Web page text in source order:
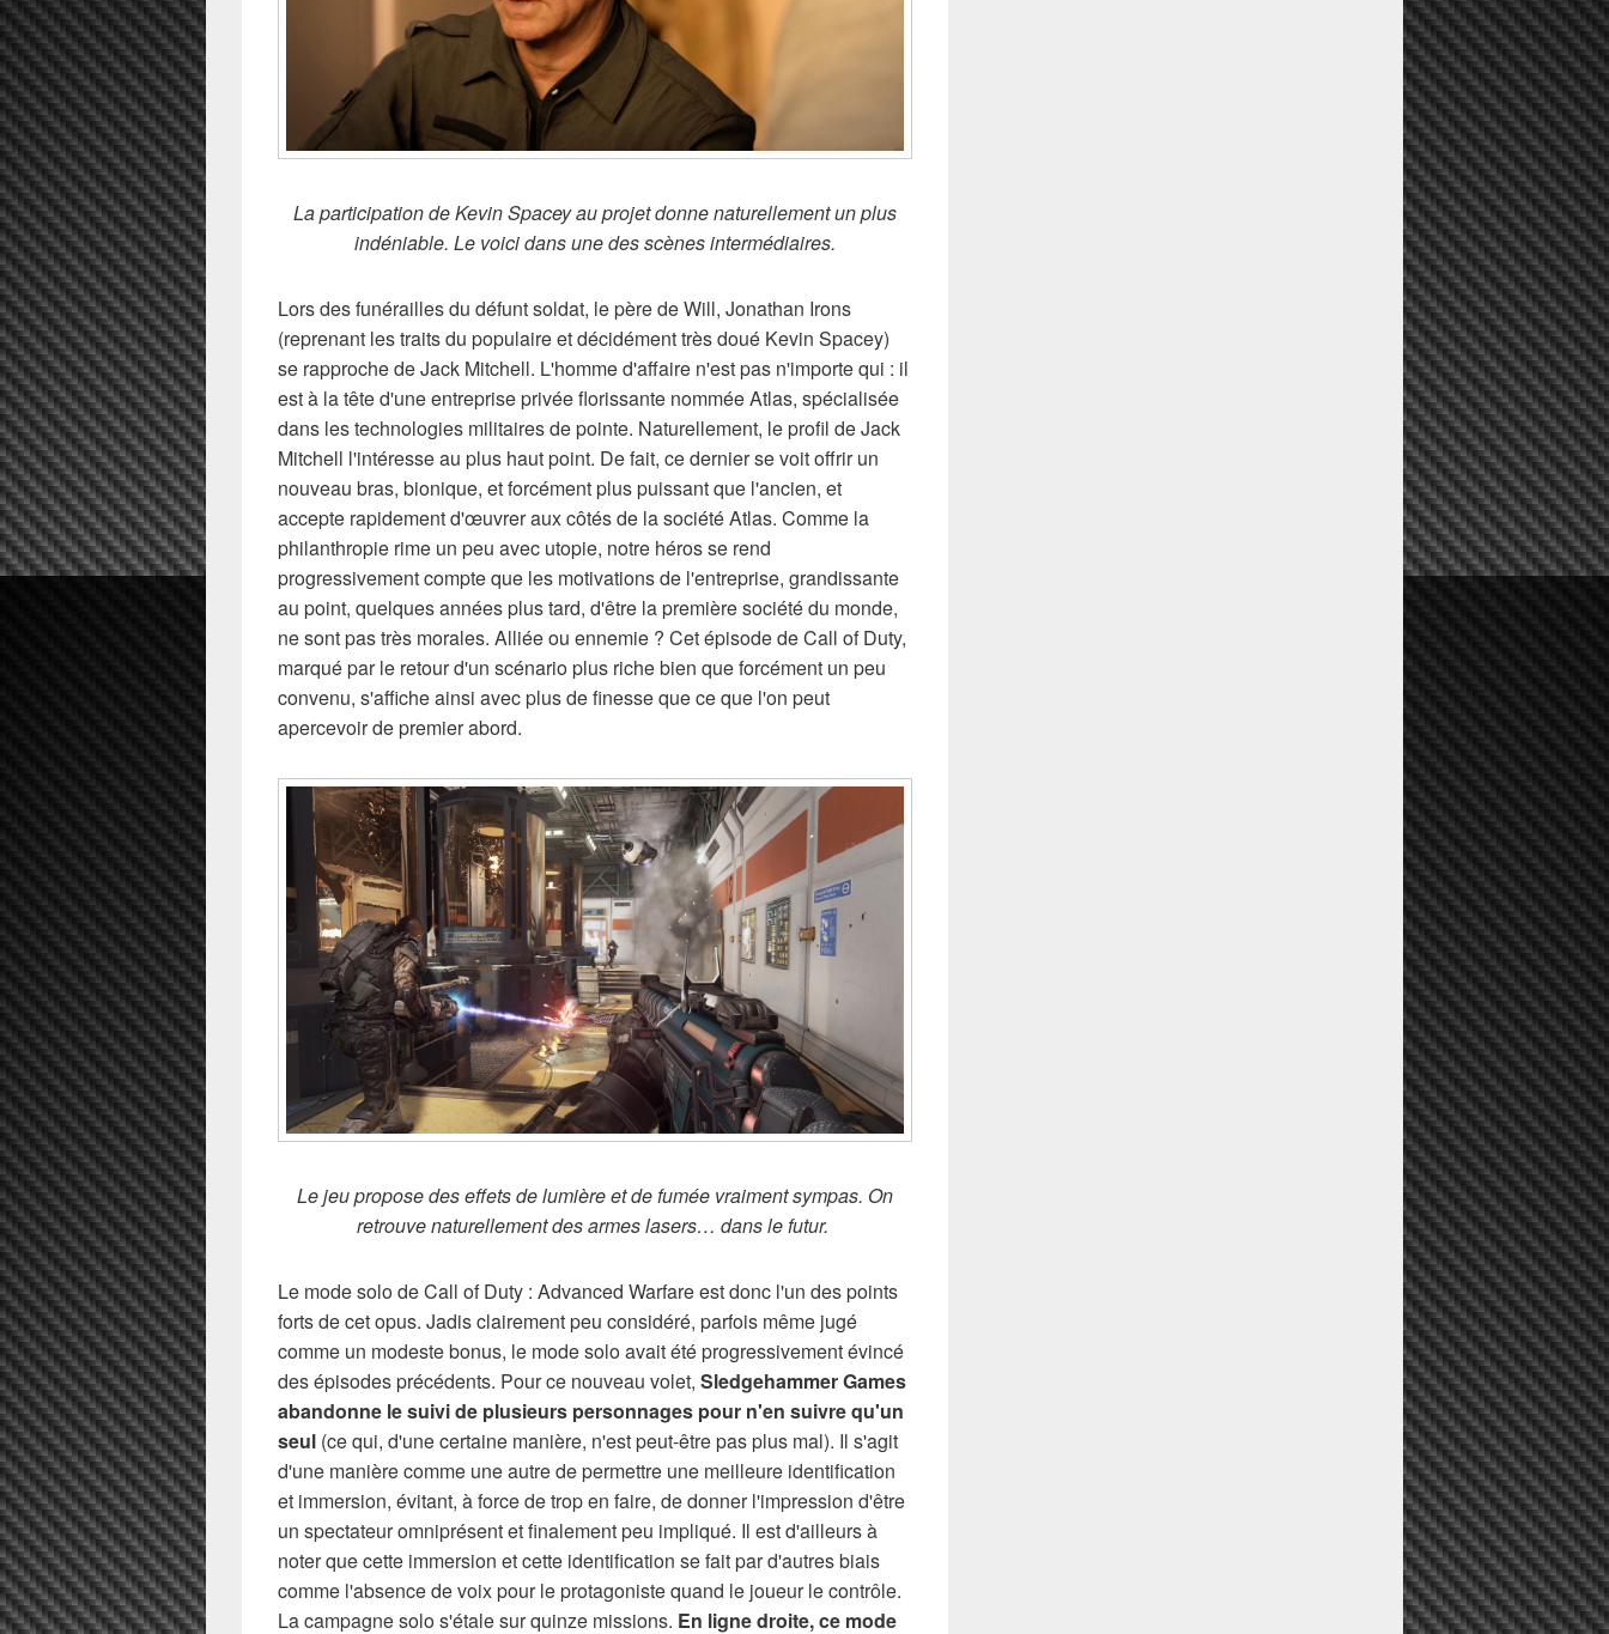
La participation de Kevin Spacey au projet donne naturellement un plus
indéniable. Le voici dans une des scènes intermédiaires.
Lors des funérailles du défunt soldat, le père de Will, Jonathan Irons
(reprenant les traits du populaire et décidément très doué Kevin Spacey)
se rapproche de Jack Mitchell. L'homme d'affaire n'est pas n'importe qui : il
est à la tête d'une entreprise privée florissante nommée Atlas, spécialisée
dans les technologies militaires de pointe. Naturellement, le profil de Jack
Mitchell l'intéresse au plus haut point. De fait, ce dernier se voit offrir un
nouveau bras, bionique, et forcément plus puissant que l'ancien, et
accepte rapidement d'œuvrer aux côtés de la société Atlas. Comme la
philanthropie rime un peu avec utopie, notre héros se rend
progressivement compte que les motivations de l'entreprise, grandissante
au point, quelques années plus tard, d'être la première société du monde,
ne sont pas très morales. Alliée ou ennemie ? Cet épisode de Call of Duty,
marqué par le retour d'un scénario plus riche bien que forcément un peu
convenu, s'affiche ainsi avec plus de finesse que ce que l'on peut
apercevoir de premier abord.
Le jeu propose des effets de lumière et de fumée vraiment sympas. On
retrouve naturellement des armes lasers… dans le futur.
Le mode solo de Call of Duty : Advanced Warfare est donc l'un des points
forts de cet opus. Jadis clairement peu considéré, parfois même jugé
comme un modeste bonus, le mode solo avait été progressivement évincé
des épisodes précédents. Pour ce nouveau volet, Sledgehammer Games
abandonne le suivi de plusieurs personnages pour n'en suivre qu'un
seul (ce qui, d'une certaine manière, n'est peut-être pas plus mal). Il s'agit
d'une manière comme une autre de permettre une meilleure identification
et immersion, évitant, à force de trop en faire, de donner l'impression d'être
un spectateur omniprésent et finalement peu impliqué. Il est d'ailleurs à
noter que cette immersion et cette identification se fait par d'autres biais
comme l'absence de voix pour le protagoniste quand le joueur le contrôle.
La campagne solo s'étale sur quinze missions. En ligne droite, ce mode